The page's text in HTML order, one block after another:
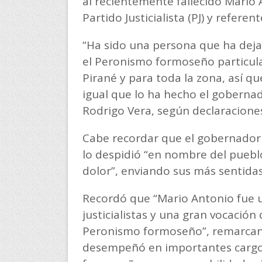
Partido Justicialista (PJ) y
“Ha sido una persona que ha
el Peronismo formoseño
Pirané y para toda la zona, así
igual que lo ha hecho el
Rodrigo Vera, según
Cabe recordar que el
lo despidió “en nombre del
dolor”, enviando sus más
Recordó que “Mario Antonio
justicialistas y una gran
Peronismo formoseño”,
desempeñó en importantes